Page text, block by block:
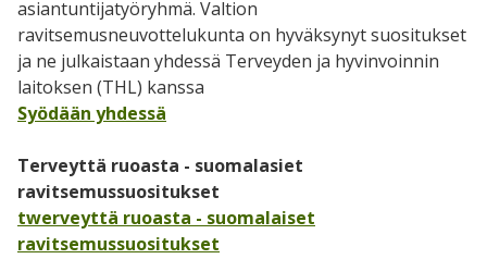
asiantuntijatyöryhmä. Valtion
ravitsemusneuvottelukunta on hyväksynyt suositukset
ja ne julkaistaan yhdessä Terveyden ja hyvinvoinnin
laitoksen (THL) kanssa
Syödään yhdessä
Terveyttä ruoasta - suomalasiet
ravitsemussuositukset
twerveyttä ruoasta - suomalaiset
ravitsemussuositukset